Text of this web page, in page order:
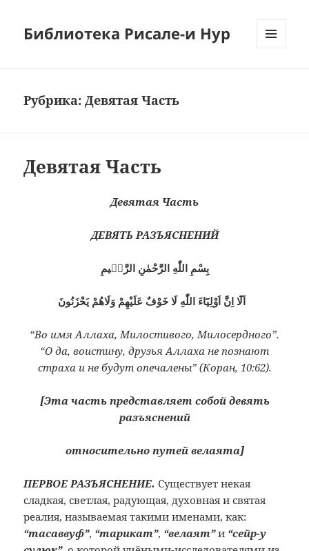
Библиотека Рисале-и Нур
Рубрика:Девятая Часть
Девятая Часть
Девятая Часть
ДЕВЯТЬ РАЗЪЯСНЕНИЙ
بِسْمِ اللّٰهِ الرَّحْمٰنِ الرَّحٖيمِ
“Во имя Аллаха, Милостивого, Милосердного”.
“О да, воистину, друзья Аллаха не познают
страха и не будут опечалены” (Коран, 10:62).
[Эта часть представляет собой девять
разъяснений
относительно путей велаята]
ПЕРВОЕ РАЗЪЯСНЕНИЕ.Существует некая
сладкая, светлая, радующая, духовная и святая
реалия, называемая такими именами, как:
“тасаввуф”, “тарикат”, “велаят”и “сейр-у